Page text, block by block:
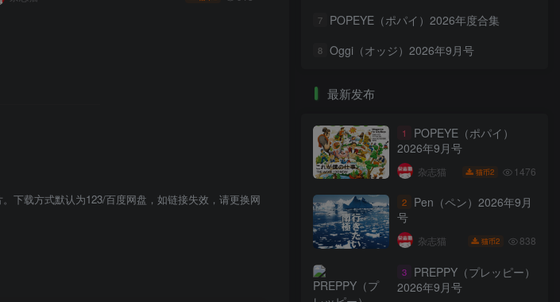
下载方式默认为123/百度网盘，如链接失效，请更换网
7 POPEYE（ポパイ）2026年度合集
8 Oggi（オッジ）2026年9月号
最新发布
1
POPEYE（ポパイ）
2026年9月号
杂志猫 猫币2 1476
2
Pen（ペン）2026年9月
号
杂志猫 猫币2 838
3
PREPPY（プレッピー）
2026年9月号